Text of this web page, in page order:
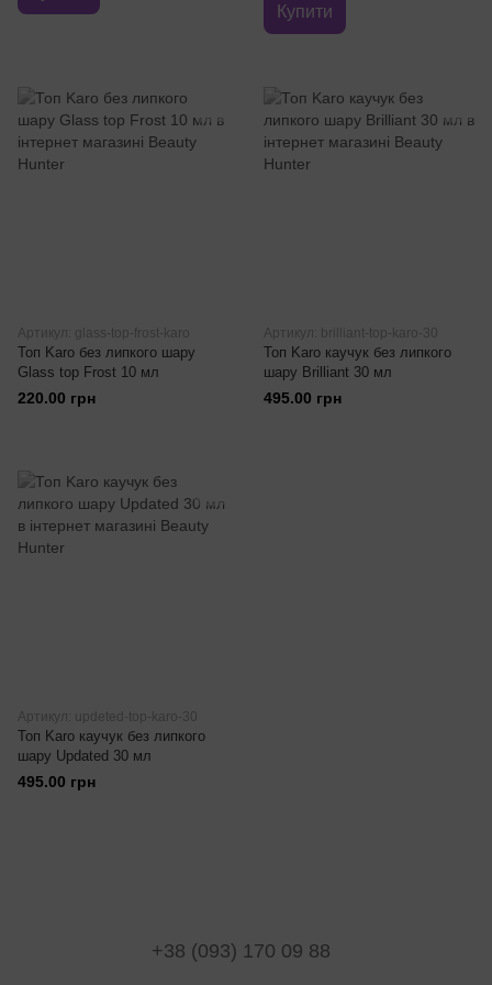
Купити
Артикул: glass-top-frost-karo
Топ Karo без липкого шару
Glass top Frost 10 мл
220.00 грн
Артикул: brilliant-top-karo-30
Топ Karo каучук без липкого
шару Brilliant 30 мл
495.00 грн
Артикул: updeted-top-karo-30
Топ Karo каучук без липкого
шару Updated 30 мл
495.00 грн
+38 (093) 170 09 88